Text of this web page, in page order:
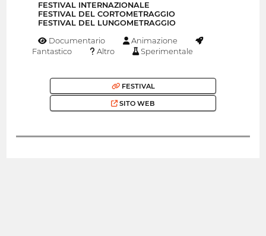
FESTIVAL INTERNAZIONALE
FESTIVAL DEL CORTOMETRAGGIO
FESTIVAL DEL LUNGOMETRAGGIO
Documentario
Animazione
Fantastico
Altro Sperimentale
FESTIVAL
SITO WEB